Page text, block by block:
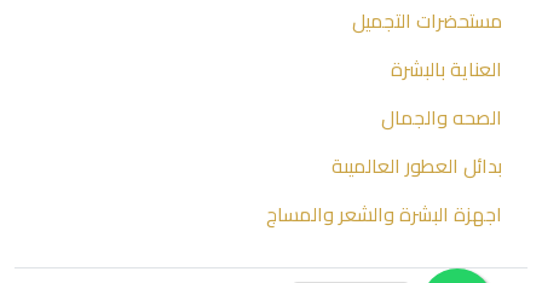
مستحضرات التجميل
العناية بالبشرة
الصحه والجمال
بدائل العطور العالميىة
اجهزة البشرة والشعر والمساج